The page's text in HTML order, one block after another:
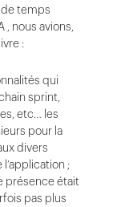
temps
, nous avions,
:
qui
sprint,
etc… les
pour la
divers
;
présence était
pas plus